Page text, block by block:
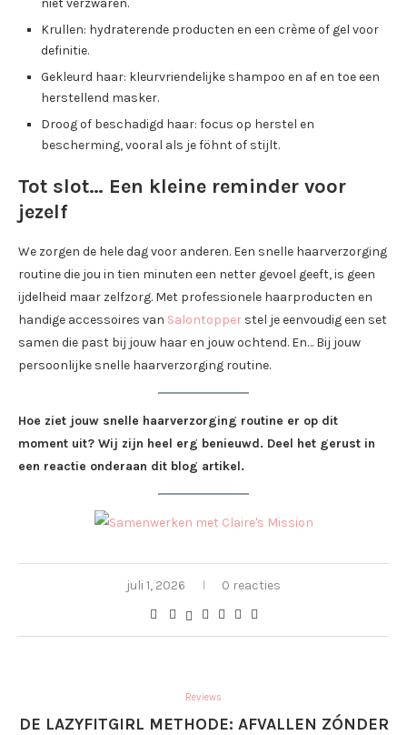
niet verzwaren.
Krullen: hydraterende producten en een crème of gel voor
definitie.
Gekleurd haar: kleurvriendelijke shampoo en af en toe een
herstellend masker.
Droog of beschadigd haar: focus op herstel en
bescherming, vooral als je föhnt of stijlt.
Tot slot… Een kleine reminder voor
jezelf
We zorgen de hele dag voor anderen. Een snelle haarverzorging
routine die jou in tien minuten een netter gevoel geeft, is geen
ijdelheid maar zelfzorg. Met professionele haarproducten en
handige accessoires van Salontopper stel je eenvoudig een set
samen die past bij jouw haar en jouw ochtend. En… Bij jouw
persoonlijke snelle haarverzorging routine.
Hoe ziet jouw snelle haarverzorging routine er op dit
moment uit? Wij zijn heel erg benieuwd. Deel het gerust in
een reactie onderaan dit blog artikel.
juli 1, 2026 0 reacties
Reviews
DE LAZYFITGIRL METHODE: AFVALLEN ZÓNDER